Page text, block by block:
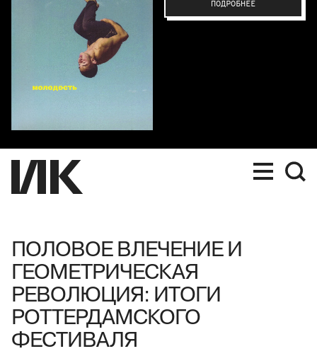
ПОДРОБНЕЕ
ПОЛОВОЕ ВЛЕЧЕНИЕ И
ГЕОМЕТРИЧЕСКАЯ
РЕВОЛЮЦИЯ: ИТОГИ
РОТТЕРДАМСКОГО
ФЕСТИВАЛЯ